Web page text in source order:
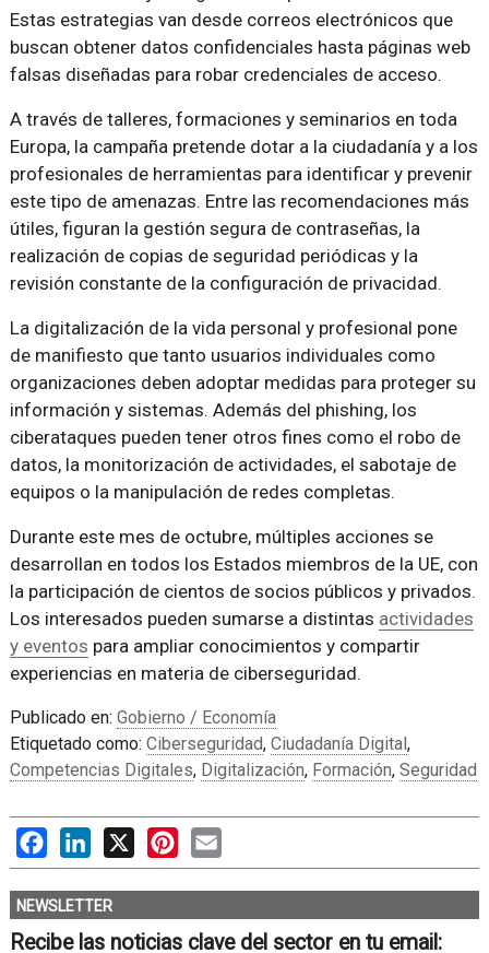
Estas estrategias van desde correos electrónicos que
buscan obtener datos confidenciales hasta páginas web
falsas diseñadas para robar credenciales de acceso.
A través de talleres, formaciones y seminarios en toda
Europa, la campaña pretende dotar a la ciudadanía y a los
profesionales de herramientas para identificar y prevenir
este tipo de amenazas. Entre las recomendaciones más
útiles, figuran la gestión segura de contraseñas, la
realización de copias de seguridad periódicas y la
revisión constante de la configuración de privacidad.
La digitalización de la vida personal y profesional pone
de manifiesto que tanto usuarios individuales como
organizaciones deben adoptar medidas para proteger su
información y sistemas. Además del phishing, los
ciberataques pueden tener otros fines como el robo de
datos, la monitorización de actividades, el sabotaje de
equipos o la manipulación de redes completas.
Durante este mes de octubre, múltiples acciones se
desarrollan en todos los Estados miembros de la UE, con
la participación de cientos de socios públicos y privados.
Los interesados pueden sumarse a distintas actividades
y eventos para ampliar conocimientos y compartir
experiencias en materia de ciberseguridad.
Publicado en: Gobierno / Economía
Etiquetado como: Ciberseguridad, Ciudadanía Digital ,
Competencias Digitales, Digitalización, Formación, Seguridad
FacebookLinkedIn Pinterest
NEWSLETTER
Recibe las noticias clave del sector en tu email: